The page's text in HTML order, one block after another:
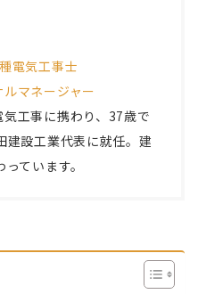
電気工事士
マネージャー
工事に携わり、37歳で
建設工業代表に就任。建
ています。